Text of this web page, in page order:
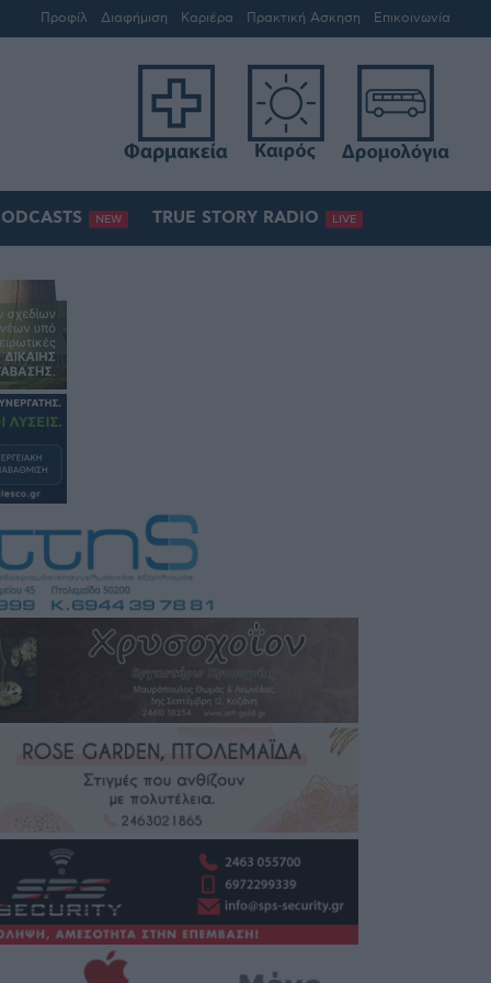
Προφίλ Διαφήμιση Καριέρα Πρακτική Άσκηση Επικοινωνία
NEW TRUE STORY RADIO LIVE